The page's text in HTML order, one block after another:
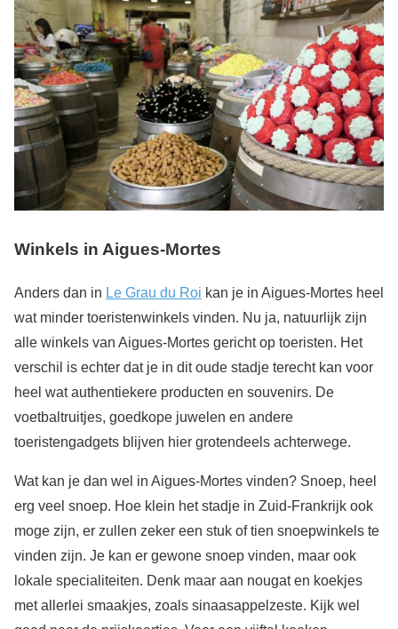
Winkels in Aigues-Mortes
Anders dan in Le Grau du Roi kan je in Aigues-Mortes heel
wat minder toeristenwinkels vinden. Nu ja, natuurlijk zijn
alle winkels van Aigues-Mortes gericht op toeristen. Het
verschil is echter dat je in dit oude stadje terecht kan voor
heel wat authentiekere producten en souvenirs. De
voetbaltruitjes, goedkope juwelen en andere
toeristengadgets blijven hier grotendeels achterwege.
Wat kan je dan wel in Aigues-Mortes vinden? Snoep, heel
erg veel snoep. Hoe klein het stadje in Zuid-Frankrijk ook
moge zijn, er zullen zeker een stuk of tien snoepwinkels te
vinden zijn. Je kan er gewone snoep vinden, maar ook
lokale specialiteiten. Denk maar aan nougat en koekjes
met allerlei smaakjes, zoals sinaasappelzeste. Kijk wel